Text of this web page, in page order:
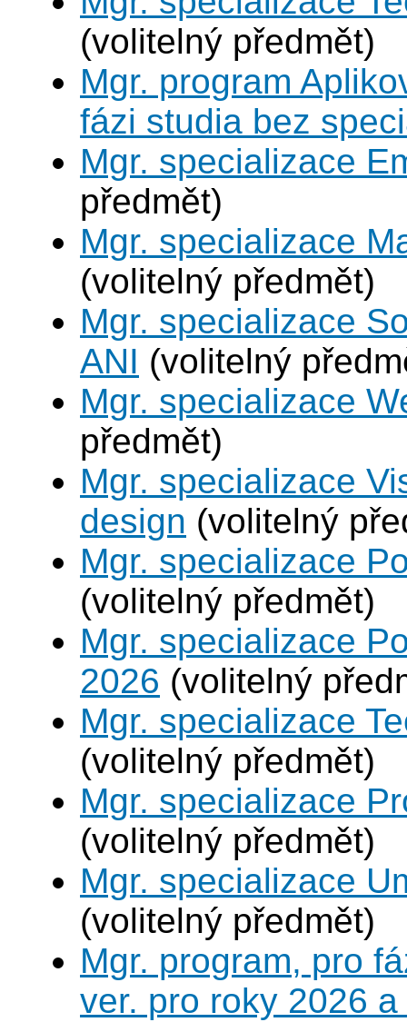
(volitelný předmět)
Mgr. program
fázi studia bez
Mgr. specializace
předmět)
Mgr. specializace
(volitelný předmět)
Mgr. specializace
ANI (volitelný
Mgr. specializace
předmět)
Mgr. specializace
design (volitelný
Mgr. specializace
(volitelný předmět)
Mgr. specializace
2026 (volitelný
Mgr. specializace
(volitelný předmět)
Mgr. specializace
(volitelný předmět)
Mgr. specializace
(volitelný předmět)
Mgr. program, pro
ver. pro roky 2026